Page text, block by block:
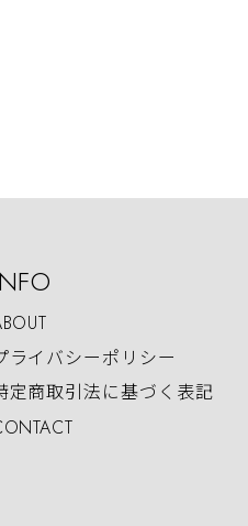
ライバシーポリシー
定商取引法に基づく表記